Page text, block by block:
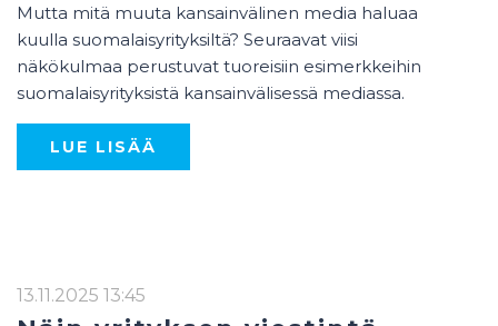
Mutta mitä muuta kansainvälinen media haluaa
kuulla suomalaisyrityksiltä? Seuraavat viisi
näkökulmaa perustuvat tuoreisiin esimerkkeihin
suomalaisyrityksistä kansainvälisessä mediassa.
LUE LISÄÄ
13.11.2025 13:45